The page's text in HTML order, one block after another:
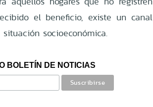
el beneficio, existe un canal
socioeconómica.
BOLETÍN DE NOTICIAS